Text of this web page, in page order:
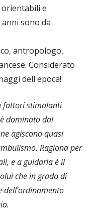
e
sono da
antropologo,
Considerato
dell'epoca!
fattori stimolanti
dominato dal
agiscono quasi
Ragiona per
e a guidarla è il
che in grado di
dell'ordinamento